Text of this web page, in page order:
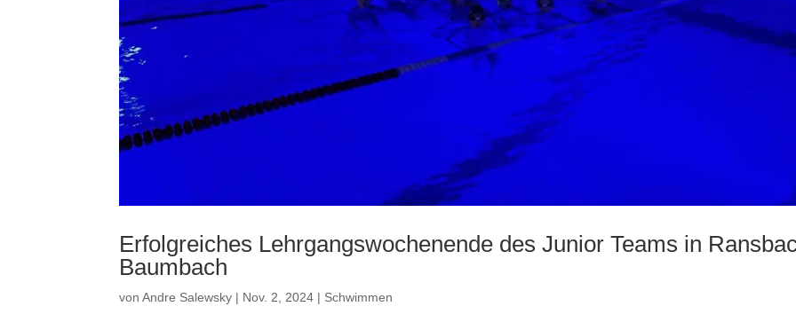
Erfolgreiches Lehrgangswochenende des Junior Teams in
Baumbach
vonAndre Salewsky | Nov. 2, 2024 | Schwimmen